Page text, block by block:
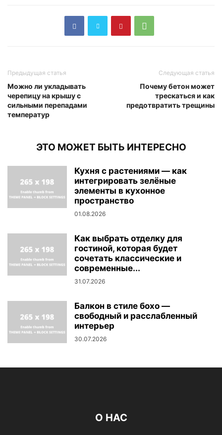
Предыдущая статья
Можно ли укладывать
черепицу на крышу с
сильными перепадами
температур
Следующая статья
Почему бетон может
трескаться и как
предотвратить трещины
ЭТО МОЖЕТ БЫТЬ ИНТЕРЕСНО
Кухня с растениями — как
интегрировать зелёные
элементы в кухонное
пространство
01.08.2026
Как выбрать отделку для
гостиной, которая будет
сочетать классические и
современные...
31.07.2026
Балкон в стиле бохо —
свободный и расслабленный
интерьер
30.07.2026
О НАС